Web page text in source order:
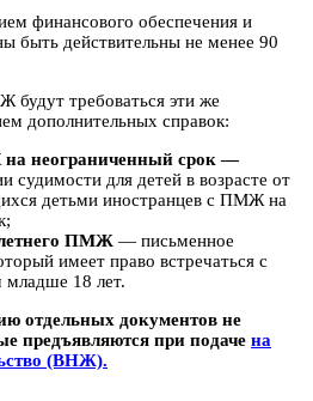
финансового обеспечения и
быть действительны не менее 90
требоваться эти же
дополнительных справок:
на неограниченный срок —
судимости для детей в возрасте от
детьми иностранцев с ПМЖ на
ПМЖ — письменное
имеет право встречаться с
младше 18 лет.
отдельных документов не
предъявляются при подаче на
(ВНЖ).